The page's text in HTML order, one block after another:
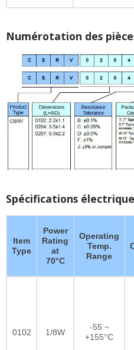
Numérotation des
Spécifications
Item
Type
Power
Rating
at
70°C
Operating
Temp.
Range
0102 1/8W
-55 ~
+155°C